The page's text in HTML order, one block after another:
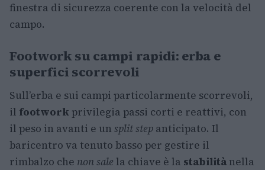
finestra di sicurezza coerente con la velocità del
campo.
Footwork su campi rapidi: erba e
superfici scorrevoli
Sull’erba e sui campi particolarmente scorrevoli,
il footwork privilegia passi corti e reattivi, con
il peso in avanti e un split step anticipato. Il
baricentro va tenuto basso per gestire il
rimbalzo che non sale la chiave è la stabilità nella